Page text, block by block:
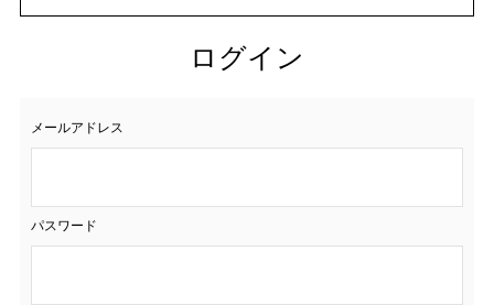
ログイン
メールアドレス
パスワード